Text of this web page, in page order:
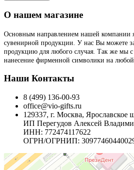
О нашем магазине
Основным направлением нашей компании
сувенирной продукции. У нас Вы можете
продукцию для любого случая. Так же мы с
нанесение фирменной символики на
Наши Контакты
8 (499) 136-00-93
office@vio-gifts.ru
129337, г. Москва, Ярославское
ИП Перегудов Алексей
ИНН: 772474117622
ОГРН/ОГРНИП: